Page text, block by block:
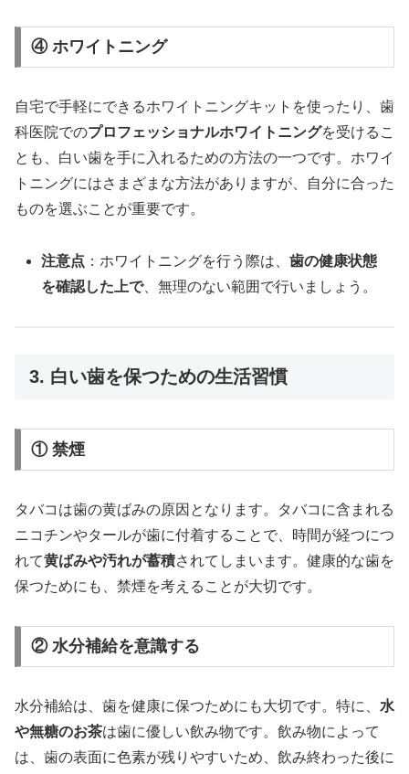
④ ホワイトニング
自宅で手軽にできるホワイトニングキットを使ったり、歯
科医院でのプロフェッショナルホワイトニングを受けるこ
とも、白い歯を手に入れるための方法の一つです。ホワイ
トニングにはさまざまな方法がありますが、自分に合った
ものを選ぶことが重要です。
注意点 ：ホワイトニングを行う際は、歯の健康状態
を確認した上で、無理のない範囲で行いましょう。
3. 白い歯を保つための生活習慣
① 禁煙
タバコは歯の黄ばみの原因となります。タバコに含まれる
ニコチンやタールが歯に付着することで、時間が経つにつ
れて黄ばみや汚れが蓄積されてしまいます。健康的な歯を
保つためにも、禁煙を考えることが大切です。
② 水分補給を意識する
水分補給は、歯を健康に保つためにも大切です。特に、 水
や無糖のお茶は歯に優しい飲み物です。飲み物によって
は、歯の表面に色素が残りやすいため、飲み終わった後に